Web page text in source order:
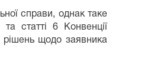
справи, однак таке
статті 6 Конвенції
рішень щодо заявника